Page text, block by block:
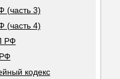
(часть 3)
(часть 4)
РФ
кодекс